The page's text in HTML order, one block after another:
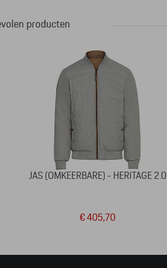
producten
JAS (OMKEERBARE) - HERITAGE 2.0
€ 405,70